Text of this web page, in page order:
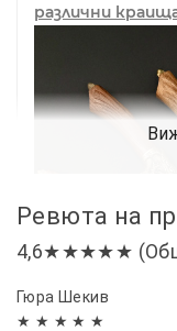
различни
Ревюта на
4,6★★★★★
Гюра Шекив
★ ★ ★ ★ ★